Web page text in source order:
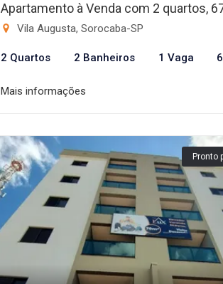
Apartamento à Venda com 2 quartos,
Vila Augusta, Sorocaba-SP
2 Quartos 2 Banheiros 1 Vaga
Mais informações
Pronto